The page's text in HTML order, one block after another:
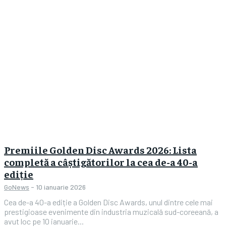
Premiile Golden Disc Awards 2026: Lista
completă a câștigătorilor la cea de-a 40-a
ediție
GoNews - 10 ianuarie 2026
Cea de-a 40-a ediție a Golden Disc Awards, unul dintre cele mai
prestigioase evenimente din industria muzicală sud-coreeană, a
avut loc pe 10 ianuarie...